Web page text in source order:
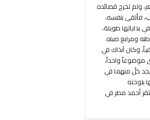
ولم تخرج قصائده
فألقى بنفسه،
طويلة،
ومرابع صباه
وكان آنذاك في
موضوعاً واحداً،
كلّ منهما في
بلوحته
الأخيرة. ثم صدر قرار نفيهما معاً ، وترافقا إلى لندن ومنذ عام 1986، استقر أحمد مطر في